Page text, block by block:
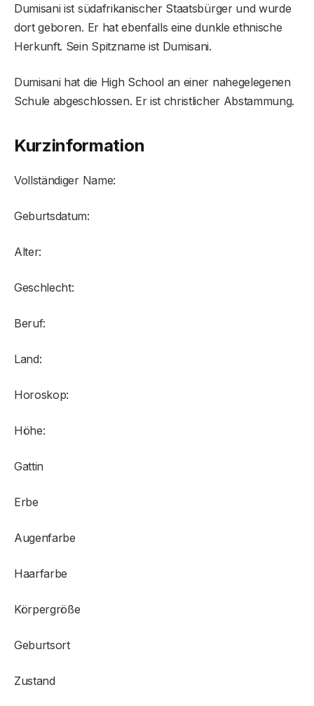
Dumisani ist südafrikanischer Staatsbürger und wurde
dort geboren. Er hat ebenfalls eine dunkle ethnische
Herkunft. Sein Spitzname ist Dumisani.
Dumisani hat die High School an einer nahegelegenen
Schule abgeschlossen. Er ist christlicher Abstammung.
Kurzinformation
Vollständiger Name:
Geburtsdatum:
Alter:
Geschlecht:
Beruf:
Land:
Horoskop:
Höhe:
Gattin
Erbe
Augenfarbe
Haarfarbe
Körpergröße
Geburtsort
Zustand